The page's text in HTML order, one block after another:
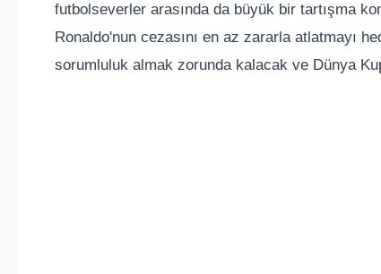
futbolseverler arasında da büyük bir tartışma
Ronaldo'nun cezasını en az zararla atlatmayı
sorumluluk almak zorunda kalacak ve Dünya